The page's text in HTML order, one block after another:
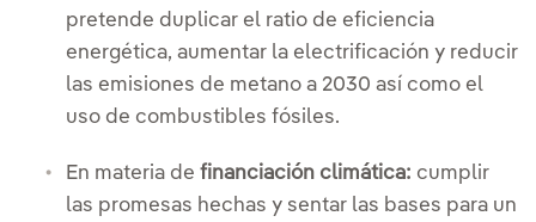
pretende duplicar el ratio de eficiencia
energética, aumentar la electrificación y reducir
las emisiones de metano a 2030 así como el
uso de combustibles fósiles.
En materia de financiación climática: cumplir
las promesas hechas y sentar las bases para un